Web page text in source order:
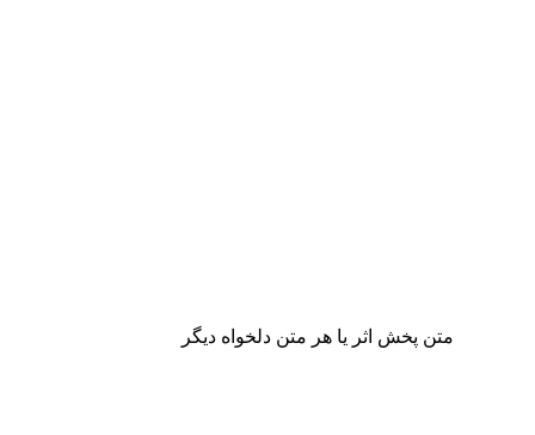
متن پخش اثر یا هر متن دلخواه دیگر